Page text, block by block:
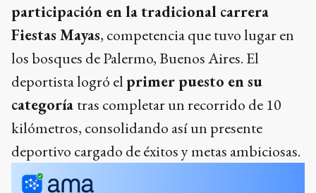
participación en la tradicional carrera
Fiestas Mayas, competencia que tuvo lugar en
los bosques de Palermo, Buenos Aires. El
deportista logró el primer puesto en su
categoría tras completar un recorrido de 10
kilómetros, consolidando así un presente
deportivo cargado de éxitos y metas ambiciosas.